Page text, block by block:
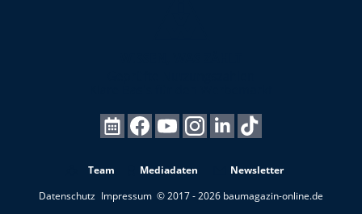
Team Mediadaten
Newsletter
Datenschutz Impressum © 2017 - 2026 baumagazin-online.de